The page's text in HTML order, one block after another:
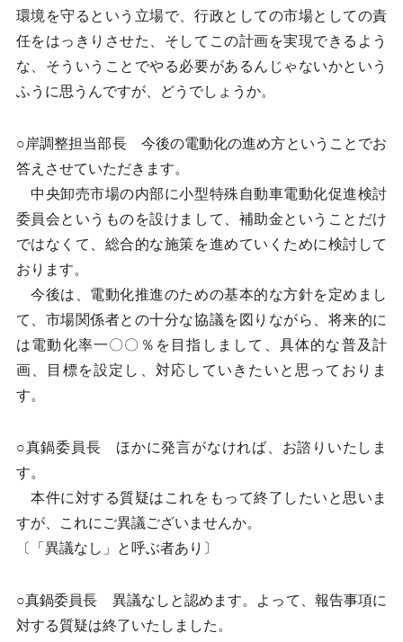
環境を守るという立場で、行政としての市場としての責
任をはっきりさせた、そしてこの計画を実現できるよう
な、そういうことでやる必要があるんじゃないかという
ふうに思うんですが、どうでしょうか。
○岸調整担当部長 今後の電動化の進め方ということでお
答えさせていただきます。
中央卸売市場の内部に小型特殊自動車電動化促進検討
委員会というものを設けまして、補助金ということだけ
ではなくて、総合的な施策を進めていくために検討して
おります。
今後は、電動化推進のための基本的な方針を定めまし
て、市場関係者との十分な協議を図りながら、将来的に
は電動化率一〇〇％を目指しまして、具体的な普及計
画、目標を設定し、対応していきたいと思っておりま
す。
○真鍋委員長 ほかに発言がなければ、お諮りいたしま
す。
本件に対する質疑はこれをもって終了したいと思いま
すが、これにご異議ございませんか。
〔「異議なし」と呼ぶ者あり〕
○真鍋委員長 異議なしと認めます。よって、報告事項に
対する質疑は終了いたしました。